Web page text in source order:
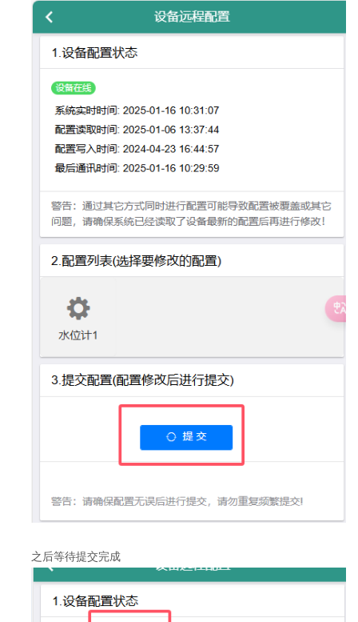
之后等待提交完成